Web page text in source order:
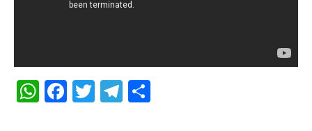
W
h
F
a
T
wi
T
el